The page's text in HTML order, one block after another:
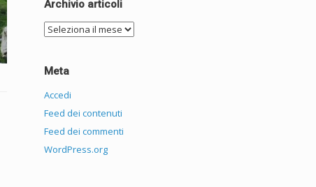
Archivio articoli
Archivio
articoli
Meta
Accedi
Feed dei contenuti
Feed dei commenti
WordPress.org